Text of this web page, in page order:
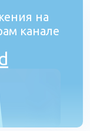
на
канале